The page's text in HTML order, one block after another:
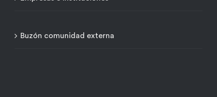
Buzón comunidad externa